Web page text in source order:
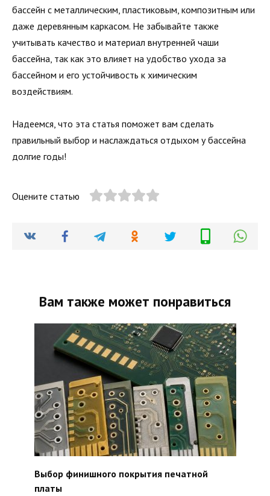
бассейн с металлическим, пластиковым, композитным или
даже деревянным каркасом. Не забывайте также
учитывать качество и материал внутренней чаши
бассейна, так как это влияет на удобство ухода за
бассейном и его устойчивость к химическим
воздействиям.
Надеемся, что эта статья поможет вам сделать
правильный выбор и наслаждаться отдыхом у бассейна
долгие годы!
Оцените статью
Вам также может понравиться
Выбор финишного покрытия печатной
платы